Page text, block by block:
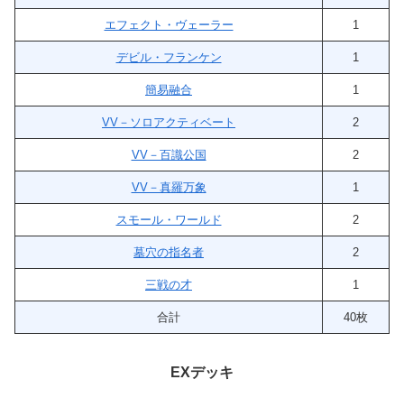
エフェクト・ヴェーラー 1
デビル・フランケン 1
簡易融合 1
VV－ソロアクティベート 2
VV－百識公国 2
VV－真羅万象 1
スモール・ワールド 2
墓穴の指名者 2
三戦の才 1
合計 40枚
EXデッキ